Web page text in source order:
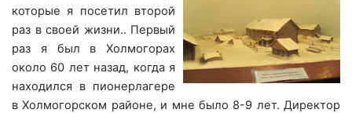
которые я посетил второй
раз в своей жизни.. Первый
раз я был в Холмогорах
около 60 лет назад, когда я
находился в пионерлагере
в Холмогорском районе, и мне было 8-9 лет. Директор